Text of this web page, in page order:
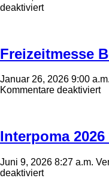
deaktiviertfür
Santerno
Freizeitmesse
Januar 26, 2026 9:00 a.m.
Kommentare deaktiviertfür
Interpoma
Juni 9, 2026 8:27 a.m.
deaktiviertfür